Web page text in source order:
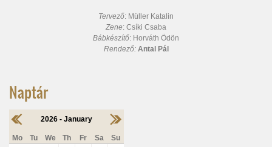
Naptár
2026 - January
Mo Tu We Th Fr Sa
Su
Tervező: Müller Katalin
Zene: Csíki Csaba
Bábkészítő: Horváth Ödön
Rendező: Antal Pál